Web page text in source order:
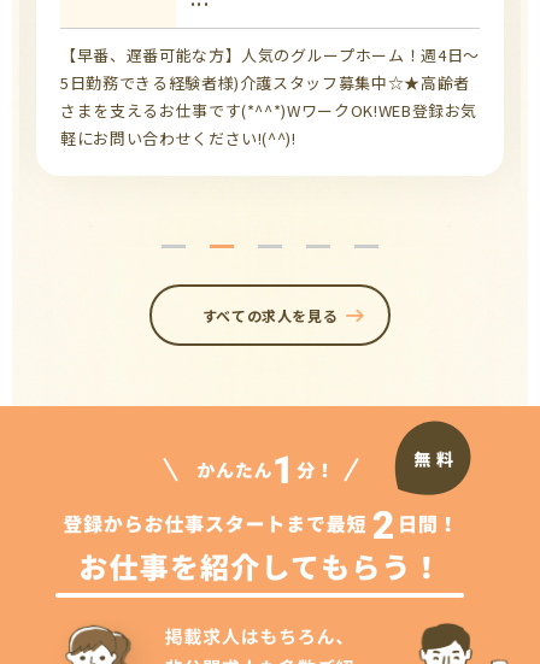
【早番、遅番可能な方】人気のグループホーム！週4日～
5日勤務できる経験者様)介護スタッフ募集中☆★高齢者
さまを支えるお仕事です(*^^*)WワークOK!WEB登録お気
軽にお問い合わせください!(^^)!
すべての求人を見る